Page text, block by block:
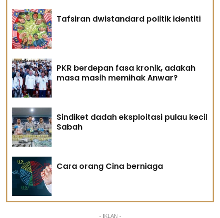
Tafsiran dwistandard politik identiti
PKR berdepan fasa kronik, adakah
masa masih memihak Anwar?
Sindiket dadah eksploitasi pulau kecil
Sabah
Cara orang Cina berniaga
- IKLAN -